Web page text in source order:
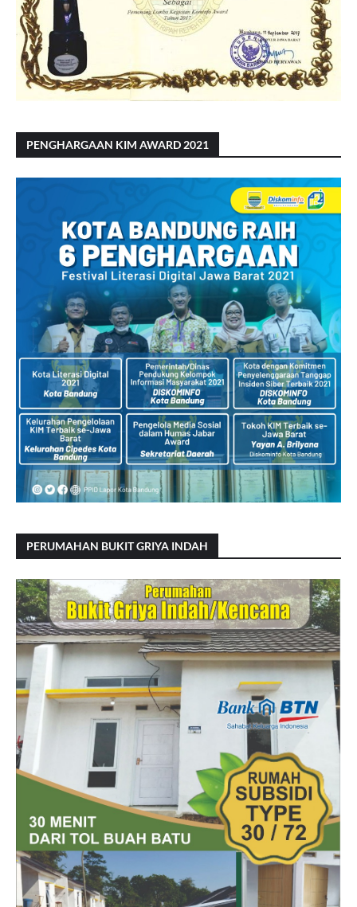
PENGHARGAAN KIM AWARD 2021
PERUMAHAN BUKIT GRIYA INDAH